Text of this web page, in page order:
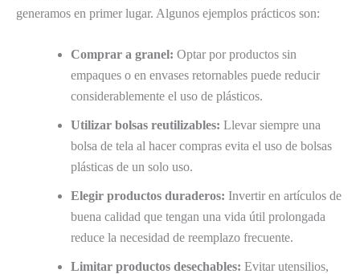
generamos en primer lugar. Algunos ejemplos prácticos son:
Comprar a granel: Optar por productos sin
empaques o en envases retornables puede reducir
considerablemente el uso de plásticos.
Utilizar bolsas reutilizables: Llevar siempre una
bolsa de tela al hacer compras evita el uso de bolsas
plásticas de un solo uso.
Elegir productos duraderos: Invertir en artículos de
buena calidad que tengan una vida útil prolongada
reduce la necesidad de reemplazo frecuente.
Limitar productos desechables: Evitar utensilios,